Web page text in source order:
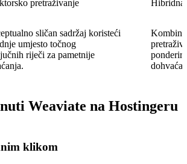
pretraživanje
sličan sadržaj koristeći
umjesto točnog
riječi za pametnije
Hibridna
Weaviate na Hostingeru
klikom